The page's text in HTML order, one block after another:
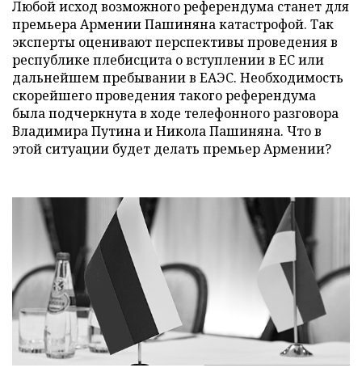
Любой исход возможного референдума станет для
премьера Армении Пашиняна катастрофой. Так
эксперты оценивают перспективы проведения в
республике плебисцита о вступлении в ЕС или
дальнейшем пребывании в ЕАЭС. Необходимость
скорейшего проведения такого референдума
была подчеркнута в ходе телефонного разговора
Владимира Путина и Никола Пашиняна. Что в
этой ситуации будет делать премьер Армении?